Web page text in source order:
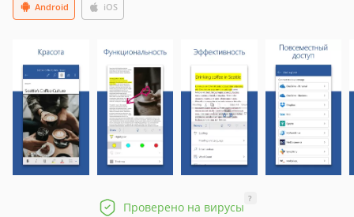
Android iOS
Проверено на вирусы
?